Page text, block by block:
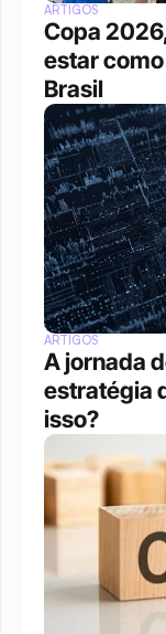
ARTIGOS
Copa
estar
Brasil
ARTIGOS
A jornada
estratégia
isso?